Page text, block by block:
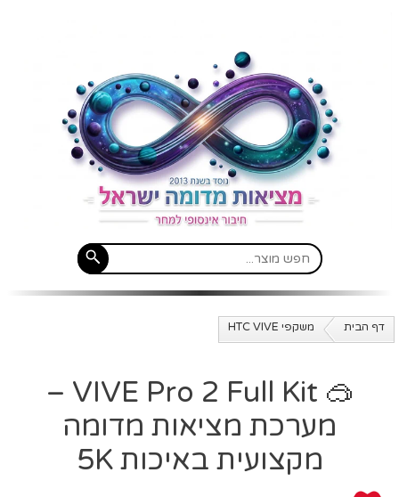
דף הבית משקפי HTC VIVE
🥽 VIVE Pro 2 Full Kit –
מערכת מציאות מדומה
מקצועית באיכות 5K